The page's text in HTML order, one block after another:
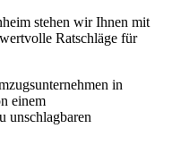
stehen wir Ihnen mit
Ratschläge für
in
einem
unschlagbaren